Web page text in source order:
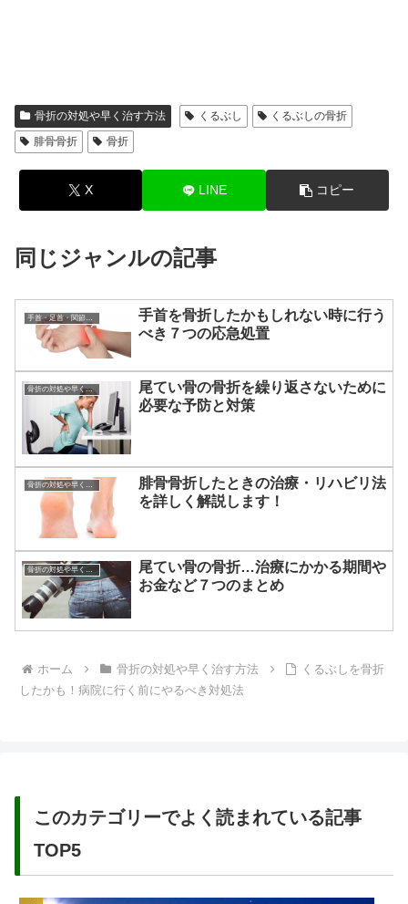
骨折の対処や早く治す方法 くるぶし
くるぶしの骨折
腓骨骨折
骨折
X LINE コピー
同じジャンルの記事
手首を骨折したかもしれない時に行う
べき７つの応急処置
骨折の対処や早く治す方法
尾てい骨の骨折を繰り返さないために
必要な予防と対策
骨折の対処や早く治す方法
腓骨骨折したときの治療・リハビリ法
を詳しく解説します！
尾てい骨の骨折…治療にかかる期間や
お金など７つのまとめ
ホーム 骨折の対処や早く治す方法
くるぶしを骨折
したかも！病院に行く前にやるべき対処法
このカテゴリーでよく読まれている記事
TOP5